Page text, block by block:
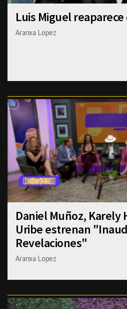
Luis Miguel reaparece
Aranxa Lopez
Daniel Muñoz, Karely
Uribe estrenan
Revelaciones"
Aranxa Lopez